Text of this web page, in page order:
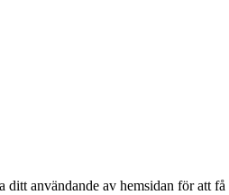
användande av hemsidan för att